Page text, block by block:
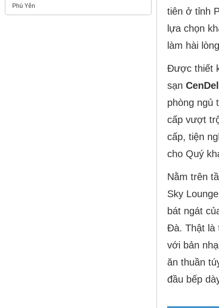
Phú Yên
tiên ở tỉnh
lựa chọn
làm hài
Được thiết
sạn
phòng ngủ
cấp vượt
cấp, tiện
cho Quý
Nằm trên
Sky
bát ngát
Đà. Thật là
với bản
ăn thuần
đầu bếp